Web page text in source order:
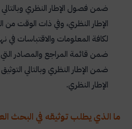
ضمن فصول الإطار النظري
الإطار النظري، وفي ذات الوقت من
لكافة المعلومات والاقتباسات في
ضمن قائمة المراجع والمصادر
ضمن الإطار النظري وبالتالي
الإطار النظري.
ما الذي يطلب توثيقه في البحث